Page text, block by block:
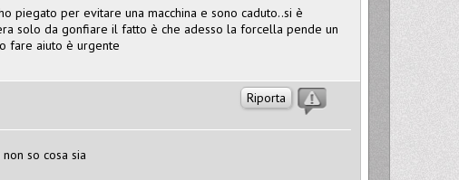
piegato per evitare una macchina e sono caduto..si è
solo da gonfiare il fatto è che adesso la forcella pende un
fare aiuto è urgente
Riporta
so cosa sia